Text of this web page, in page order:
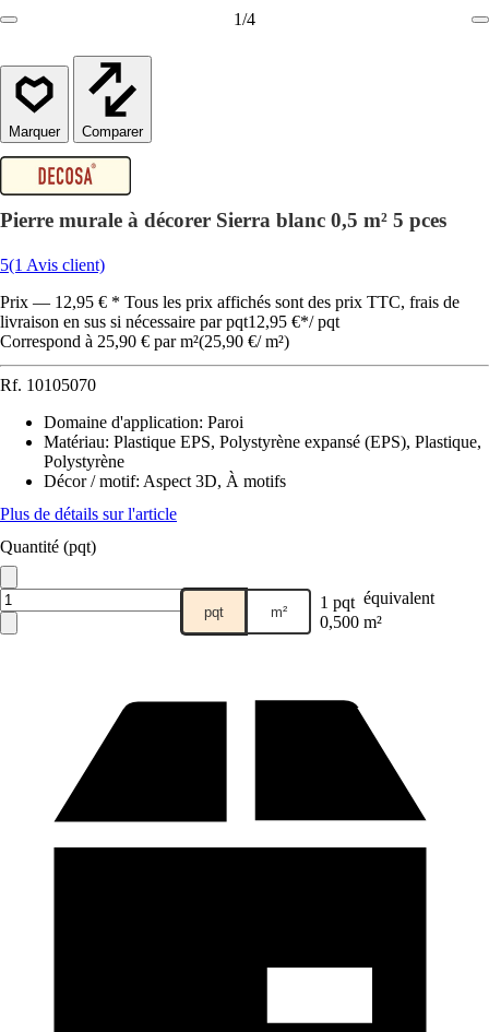
1/4
Comparer
Pierre murale à décorer Sierra blanc 0,5 m² 5 pces
5(1 Avis client)
Prix — 12,95 € * Tous les prix affichés sont des prix TTC, frais de
livraison en sus si nécessaire par pqt12,95 €*/ pqt
Correspond à 25,90 € par m²(25,90 €/ m²)
Rf. 10105070
Domaine d'application: Paroi
Matériau: Plastique EPS, Polystyrène expansé (EPS), Plastique,
Polystyrène
Décor / motif: Aspect 3D, À motifs
Plus de détails sur l'article
Quantité (pqt)
pqt m² 1 pqt équivalent
0,500 m²